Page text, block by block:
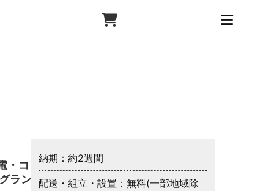
・コン
ランサ
納期：約2週間
配送・組立・設置：無料(一部地域除